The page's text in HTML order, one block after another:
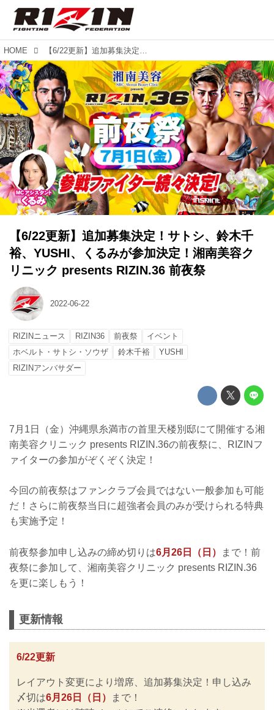
HOME 【6/22更新】追加募集決定！サトシ、鈴木千裕、YUSHI、くるみが参加決定！湘南美容クリニック presents RIZIN.36 前夜祭
【6/22更新】追加募集決定！サトシ、鈴木千
裕、YUSHI、くるみが参加決定！湘南美容ク
リニック presents RIZIN.36 前夜祭
2022-06-22
RIZINニュース RIZIN36 前夜祭
イベント
ホベルト・サトシ・ソウザ
鈴木千裕
YUSHI
RIZINアンバサダー
7月1日（金）沖縄県糸満市の首里天楼別邸にて開催する湘
南美容クリニック presents RIZIN.36の前夜祭に、RIZINフ
ァイターの参加がぞくぞく決定！
今回の前夜祭はファンクラブ会員ではない一般参加も可能
だ！さらに前夜祭当日に超強者会員のみが受けられる特典
も実施予定！
前夜祭参加申し込みの締め切りは6月26日（日）
まで！前
夜祭に参加して、湘南美容クリニック presents RIZIN.36
を更に楽しもう！
更新情報
6/22更新
レイアウト変更により増席、追加募集決定！申し込み
〆切は6月26日（日）
まで！